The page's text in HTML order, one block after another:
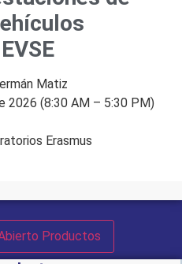
Matiz
2026 (8:30 AM – 5:30 PM)
Erasmus
Productos